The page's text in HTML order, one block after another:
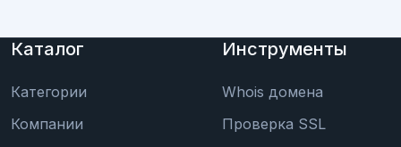
Каталог
Категории
Компании
Инструменты
Whois домена
Проверка SSL